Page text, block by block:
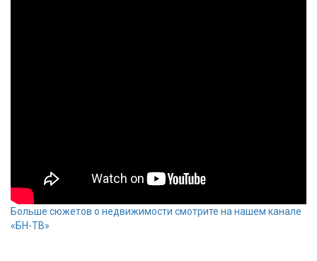
Больше сюжетов о недвижимости смотрите на нашем канале
«БН-ТВ»